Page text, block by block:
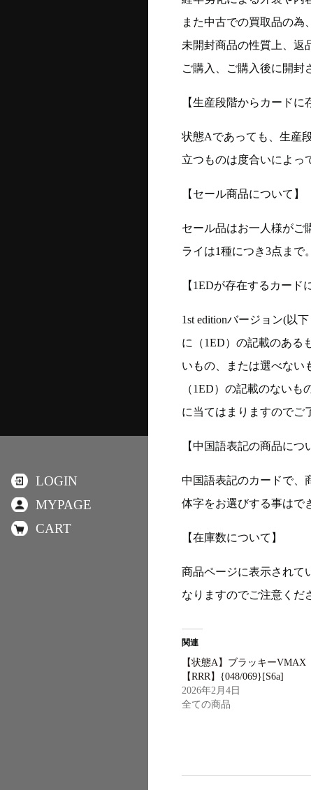
また中古での買取品の為
未開封商品の性質上、返
ご購入、ご購入後に開封
【生産段階からカードに
状態Aであっても、生産
立つものは度合いによっ
【セール商品について】
セール品はお一人様がご
ライは1種につき3点まで
【1EDが存在するカード
1st editionバージョン(以
に（1ED）の記載のある
いもの、または選べない
（1ED）の記載のない
に当てはまりますのでご
【中国語表記の商品につ
中国語表記のカードで、
体字をお選びする事はで
【在庫数について】
商品ページに表示されて
なりますのでご注意くだ
関連
【状態A】ブラッキーVMAX
【RRR】{048/069}[S6a]
2026年2月4日
全ての商品
LOGIN
MYPAGE
CART